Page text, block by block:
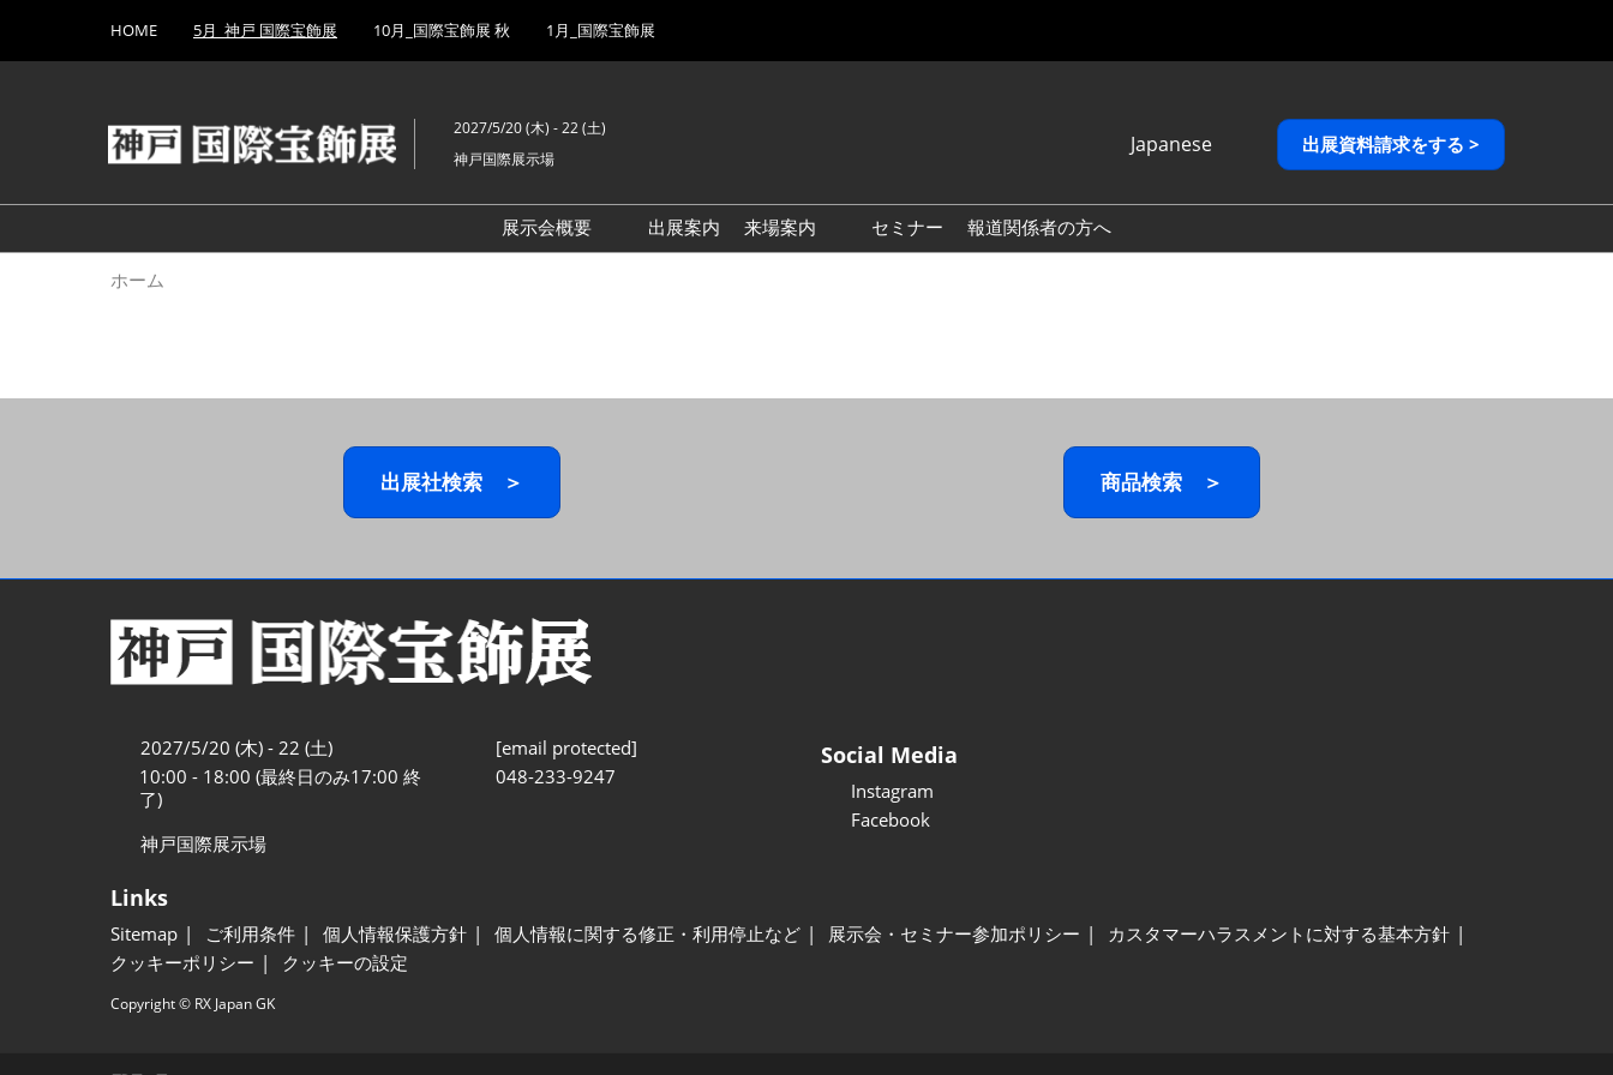
キ
し
て
to
HOME 5月_神戸 国際宝飾展 10月_国際宝飾展 秋 1月_国際宝飾展
2027/5/20 (木) - 22 (土)
神戸国際展示場
Japanese
English
繁體中文
出展資料請求をする >
展示会概要
出展案内
来場案内
セミナー 報道関係者の方へ
ホーム
出展社検索 ＞ 商品検索 ＞
2027/5/20 (木) - 22 (土)
10:00 - 18:00 (最終日のみ17:00 終
了)
神戸国際展示場
[email protected]
048-233-9247
Social Media
Instagram
Facebook
Links
Sitemap ご利用条件 個人情報保護方針 個人情報に関する修正・利用停止など 展示会・セミナー参加ポリシー
カスタマーハラスメントに対する基本方針
クッキーポリシー
クッキーの設定
Copyright © RX Japan GK